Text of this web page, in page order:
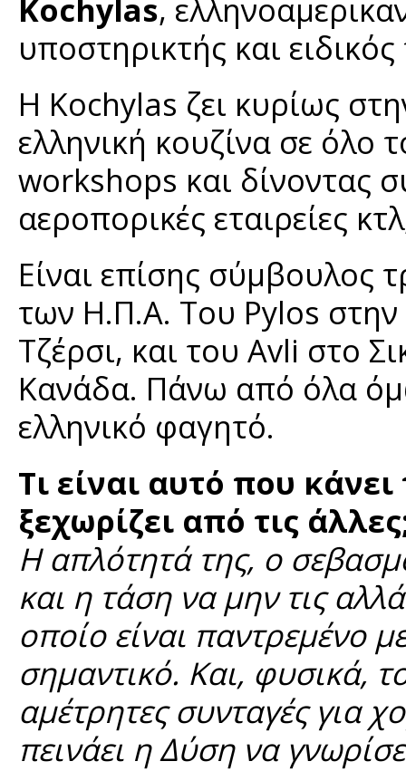
Kochylas,
υποστηρικτής και
Η Kochylas ζει κυρίως
ελληνική κουζίνα σε όλο
workshops και δίνοντας
αεροπορικές εταιρείες
Είναι επίσης σύμβουλος
των Η.Π.Α. Του Pylos
Τζέρσι, και του Avli στο
Κανάδα. Πάνω από όλα
ελληνικό φαγητό.
Τι είναι αυτό που
ξεχωρίζει από τις
Η απλότητά της, ο
και η τάση να μην τις
οποίο είναι παντρεμένο
σημαντικό. Και, φυσικά,
αμέτρητες συνταγές για
πεινάει η Δύση να